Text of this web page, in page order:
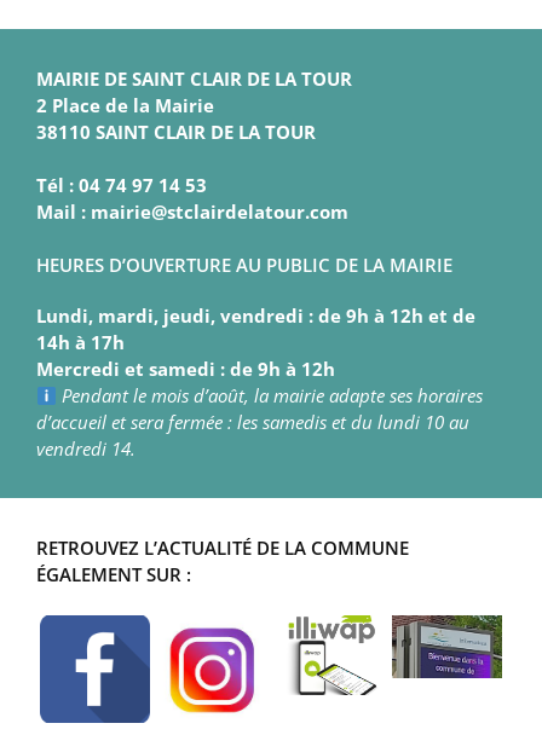
MAIRIE DE SAINT CLAIR DE LA TOUR
2 Place de la Mairie
38110 SAINT CLAIR DE LA TOUR
Tél : 04 74 97 14 53
Mail : mairie@stclairdelatour.com
HEURES D’OUVERTURE AU PUBLIC DE LA MAIRIE
Lundi, mardi, jeudi, vendredi : de 9h à 12h et de
14h à 17h
Mercredi et samedi : de 9h à 12h
Pendant le mois d’août, la mairie adapte ses horaires
d’accueil et sera fermée : les samedis et du lundi 10 au
vendredi 14.
RETROUVEZ L’ACTUALITÉ DE LA COMMUNE
ÉGALEMENT SUR :